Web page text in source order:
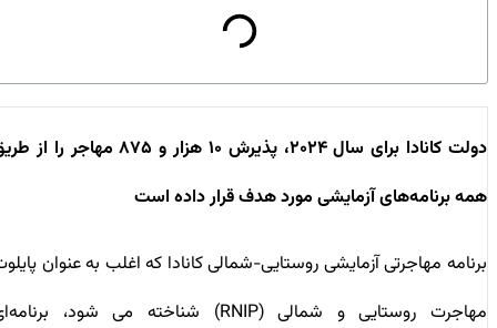
دولت کانادا برای سال ۲۰۲۴، پذیرش ۱۰ هزار و ۸۷۵ مهاجر را از طریق
همه برنامه‌های آزمایشی مورد هدف قرار داده است
برنامه مهاجرتی آزمایشی روستایی-شمالی کانادا که اغلب به عنوان پایلوت
مهاجرت روستایی و شمالی (RNIP) شناخته می شود، برنامه‌ای